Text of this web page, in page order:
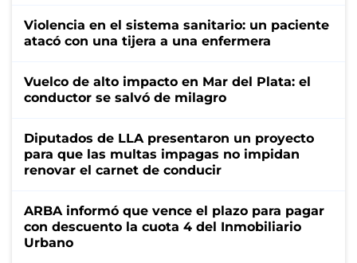
Violencia en el sistema sanitario: un paciente
atacó con una tijera a una enfermera
Vuelco de alto impacto en Mar del Plata: el
conductor se salvó de milagro
Diputados de LLA presentaron un proyecto
para que las multas impagas no impidan
renovar el carnet de conducir
ARBA informó que vence el plazo para pagar
con descuento la cuota 4 del Inmobiliario
Urbano